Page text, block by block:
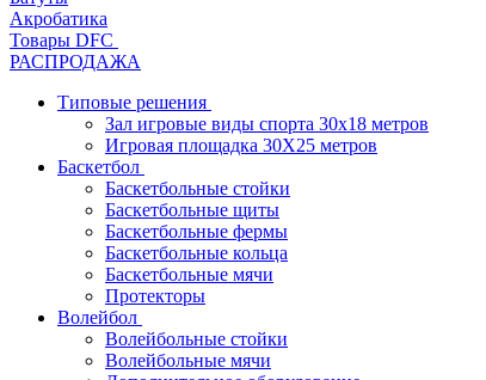
Акробатика
Товары DFC
РАСПРОДАЖА
Типовые решения
Зал игровые виды спорта 30x18 метров
Игровая площадка 30Х25 метров
Баскетбол
Баскетбольные стойки
Баскетбольные щиты
Баскетбольные фермы
Баскетбольные кольца
Баскетбольные мячи
Протекторы
Волейбол
Волейбольные стойки
Волейбольные мячи